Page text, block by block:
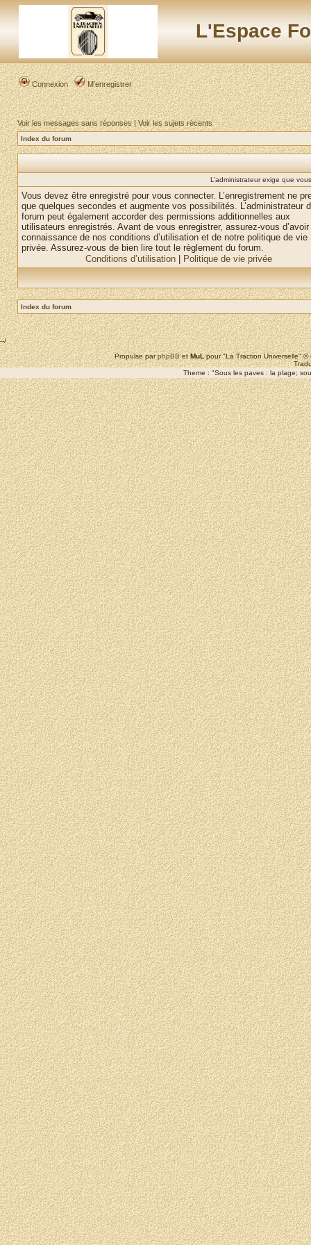
L'Espace
Connexion M’enregistrer
Voir les messages sans réponses|Voir les sujets récents
Index du forum
L’administrateur exige que
Vous devez être enregistré pour vous connecter. L’enregistrement ne
que quelques secondes et augmente vos possibilités. L’administrateur
forum peut également accorder des permissions additionnelles aux
utilisateurs enregistrés. Avant de vous enregistrer, assurez-vous
connaissance de nos conditions d’utilisation et de notre politique de vie
privée. Assurez-vous de bien lire tout le règlement du forum.
Conditions d’utilisation
Politique de vie privée
Index du forum
--/
Propulse parphpBBetMuLpour "La Traction Universelle"
Theme : "Sous les paves : la plage;